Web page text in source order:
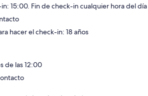
15:00. Fin de check-in cualquier hora del día
hacer el check-in: 18 años
de las 12:00